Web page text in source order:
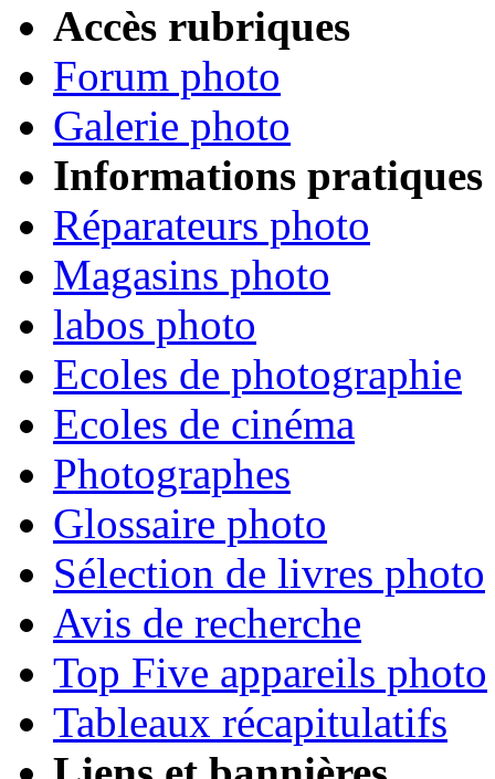
Accès rubriques
Forum photo
Galerie photo
Informations pratiques
Réparateurs photo
Magasins photo
labos photo
Ecoles de photographie
Ecoles de cinéma
Photographes
Glossaire photo
Sélection de livres photo
Avis de recherche
Top Five appareils photo
Tableaux récapitulatifs